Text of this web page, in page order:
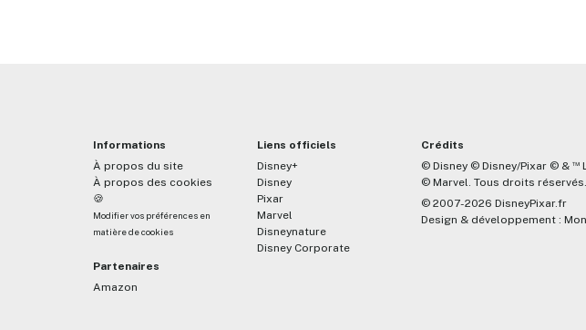
Informations
À propos du site
À propos des cookies
🍪
Modifier vos préférences en
matière de cookies
Partenaires
Amazon
Liens officiels
Disney+
Disney
Pixar
Marvel
Disneynature
Disney Corporate
Crédits
© Disney © Disney/Pixar © & ™
© Marvel. Tous droits réservés.
© 2007-2026 DisneyPixar.fr
Design & développement :